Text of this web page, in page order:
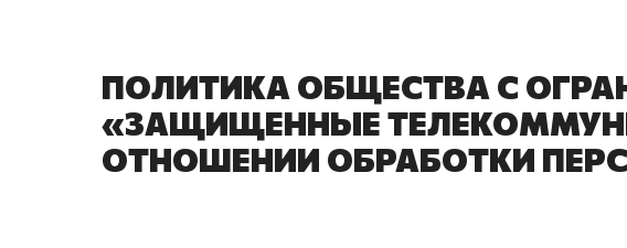
ПОЛИТИКА ОБЩЕСТВА С
«ЗАЩИЩЕННЫЕ
ОТНОШЕНИИ ОБРАБОТКИ